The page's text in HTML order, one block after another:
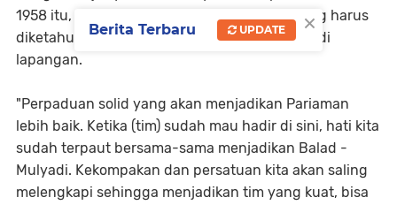
1958 itu, keuntungan bagi Kota Pariaman yang harus
diketahui masyarakat melalui pergerakan tim di
lapangan.
"Perpaduan solid yang akan menjadikan Pariaman
lebih baik. Ketika (tim) sudah mau hadir di sini, hati kita
sudah terpaut bersama-sama menjadikan Balad -
Mulyadi. Kekompakan dan persatuan kita akan saling
melengkapi sehingga menjadikan tim yang kuat, bisa
×
Berita Terbaru UPDATE